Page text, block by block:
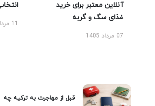
آنلاین معتبر برای خرید
غذای سگ و گربه
07 مرداد 1405
11 مرداد 1405
قبل از مهاجرت به ترکیه چه